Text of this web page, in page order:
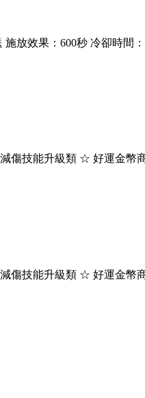
放效果：600秒 冷卻時間
傷技能升級類 ☆ 好運金幣
傷技能升級類 ☆ 好運金幣